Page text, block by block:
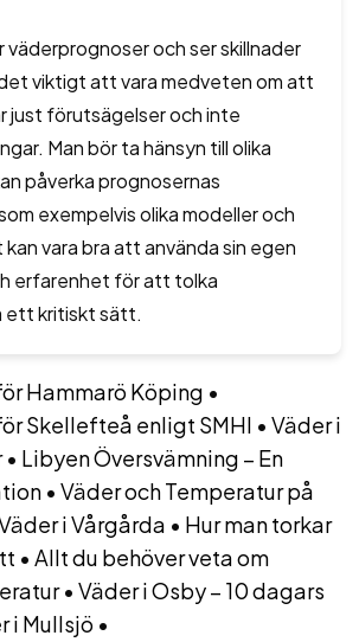
väderprognoser och ser skillnader
viktigt att vara medveten om att
just förutsägelser och inte
Man bör ta hänsyn till olika
påverka prognosernas
exempelvis olika modeller och
vara bra att använda sin egen
erfarenhet för att tolka
ett kritiskt sätt.
Hammarö Köping •
Skellefteå enligt SMHI • Väder i
• Libyen Översvämning – En
• Väder och Temperatur på
i Vårgårda • Hur man torkar
• Allt du behöver veta om
• Väder i Osby – 10 dagars
i Mullsjö •